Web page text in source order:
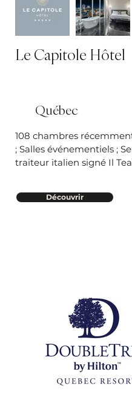
Le Capitole Hôtel
Québec
108 chambres
; Salles événementiels ;
traiteur italien signé Il
Découvrir